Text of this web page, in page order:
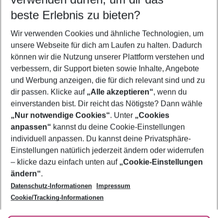
5-8 Nächte
2 Erwachsene Keine Kinder
Mehr Filter anzeigen
Footer
Footer navigation
Über uns
AGB
Bestpreisgarantie
Cookie-Einstellungen ändern
Cookie-Richtlinie
Agenturbetreuung
Barrierefreies Reisen
Folge uns
beste Erlebnis zu bieten?
Wir verwenden Cookies und ähnliche Technologien, um
unsere Webseite für dich am Laufen zu halten. Dadurch
können wir die Nutzung unserer Plattform verstehen und
verbessern, dir Support bieten sowie Inhalte, Angebote
und Werbung anzeigen, die für dich relevant sind und zu
dir passen. Klicke auf „Alle akzeptieren“, wenn du
einverstanden bist. Dir reicht das Nötigste? Dann wähle
„Nur notwendige Cookies“. Unter „Cookies
anpassen“ kannst du deine Cookie-Einstellungen
individuell anpassen. Du kannst deine Privatsphäre-
Einstellungen natürlich jederzeit ändern oder widerrufen
– klicke dazu einfach unten auf „Cookie-Einstellungen
ändern“.
Datenschutz-Informationen
Impressum
Cookie/Tracking-Informationen